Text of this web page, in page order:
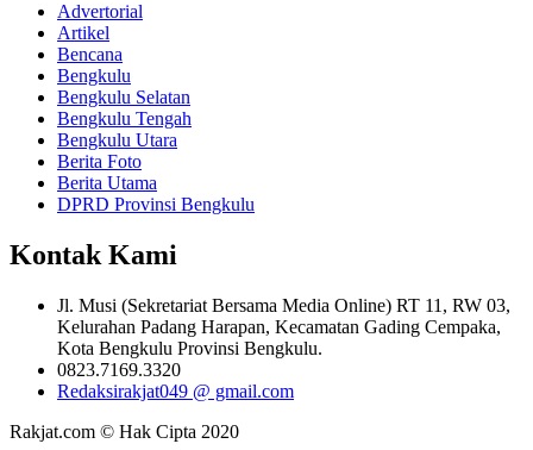
Advertorial
Artikel
Bencana
Bengkulu
Bengkulu Selatan
Bengkulu Tengah
Bengkulu Utara
Berita Foto
Berita Utama
DPRD Provinsi Bengkulu
Kontak Kami
Jl. Musi (Sekretariat Bersama Media Online) RT 11, RW 03,
Kelurahan Padang Harapan, Kecamatan Gading Cempaka,
Kota Bengkulu Provinsi Bengkulu.
0823.7169.3320
Redaksirakjat049 @ gmail.com
Rakjat.com © Hak Cipta 2020